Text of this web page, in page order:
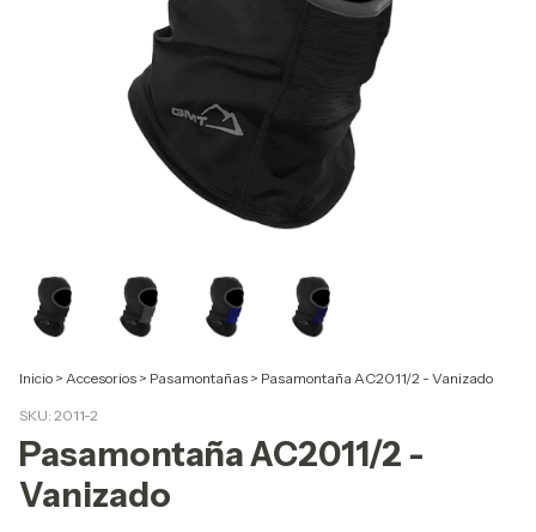
Inicio > Accesorios > Pasamontañas > Pasamontaña AC2011/2 - Vanizado
SKU: 2011-2
Pasamontaña AC2011/2 -
Vanizado